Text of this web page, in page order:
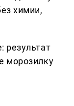
химии,
результат
морозилку